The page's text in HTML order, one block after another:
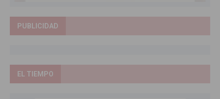
PUBLICIDAD
EL TIEMPO